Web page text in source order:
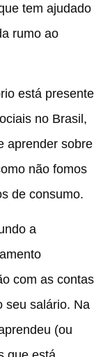
tem ajudado
rumo ao
está presente
no Brasil,
aprender sobre
não fomos
de consumo.
a
com as contas
seu salário. Na
(ou